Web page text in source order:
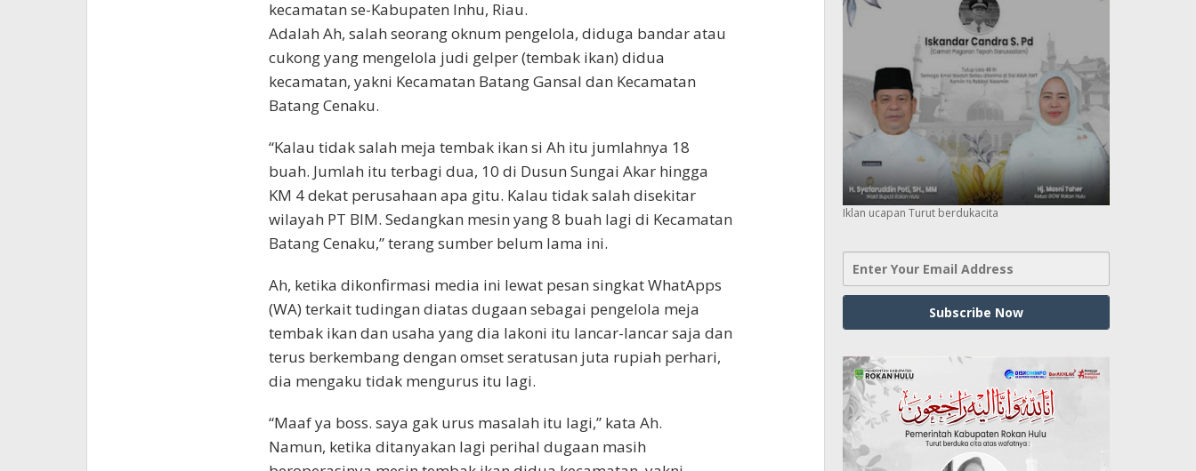
kecamatan se-Kabupaten Inhu, Riau.
Adalah Ah, salah seorang oknum pengelola, diduga bandar atau
cukong yang mengelola judi gelper (tembak ikan) didua
kecamatan, yakni Kecamatan Batang Gansal dan Kecamatan
Batang Cenaku.
“Kalau tidak salah meja tembak ikan si Ah itu jumlahnya 18
buah. Jumlah itu terbagi dua, 10 di Dusun Sungai Akar hingga
KM 4 dekat perusahaan apa gitu. Kalau tidak salah disekitar
wilayah PT BIM. Sedangkan mesin yang 8 buah lagi di Kecamatan
Batang Cenaku,” terang sumber belum lama ini.
Ah, ketika dikonfirmasi media ini lewat pesan singkat WhatApps
(WA) terkait tudingan diatas dugaan sebagai pengelola meja
tembak ikan dan usaha yang dia lakoni itu lancar-lancar saja dan
terus berkembang dengan omset seratusan juta rupiah perhari,
dia mengaku tidak mengurus itu lagi.
“Maaf ya boss. saya gak urus masalah itu lagi,” kata Ah.
Namun, ketika ditanyakan lagi perihal dugaan masih
Iklan ucapan Turut berdukacita